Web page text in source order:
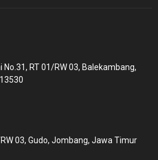
No.31, RT 01/RW 03, Balekambang,
03, Gudo, Jombang, Jawa Timur